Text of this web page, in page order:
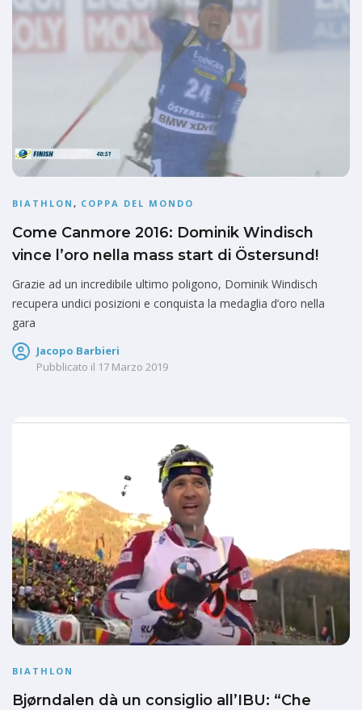
BIATHLON , COPPA DEL MONDO
Come Canmore 2016: Dominik Windisch
vince l’oro nella mass start di Östersund!
Grazie ad un incredibile ultimo poligono, Dominik Windisch
recupera undici posizioni e conquista la medaglia d’oro nella
gara
Jacopo Barbieri
Pubblicato il 17 Marzo 2019
BIATHLON
Bjørndalen dà un consiglio all’IBU: “Che